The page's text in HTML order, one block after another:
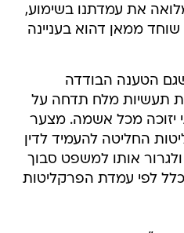
את עמדתנו בשימוע,
ממאן דהוא בעניינה
הטענה הבודדה
תעשיות מלח תדחה על
יזוכה מכל אשמה. מצער
החליטה להעמיד לדין
אותו למשפט סבוך
כלל לפי עמדת הפרקליטות